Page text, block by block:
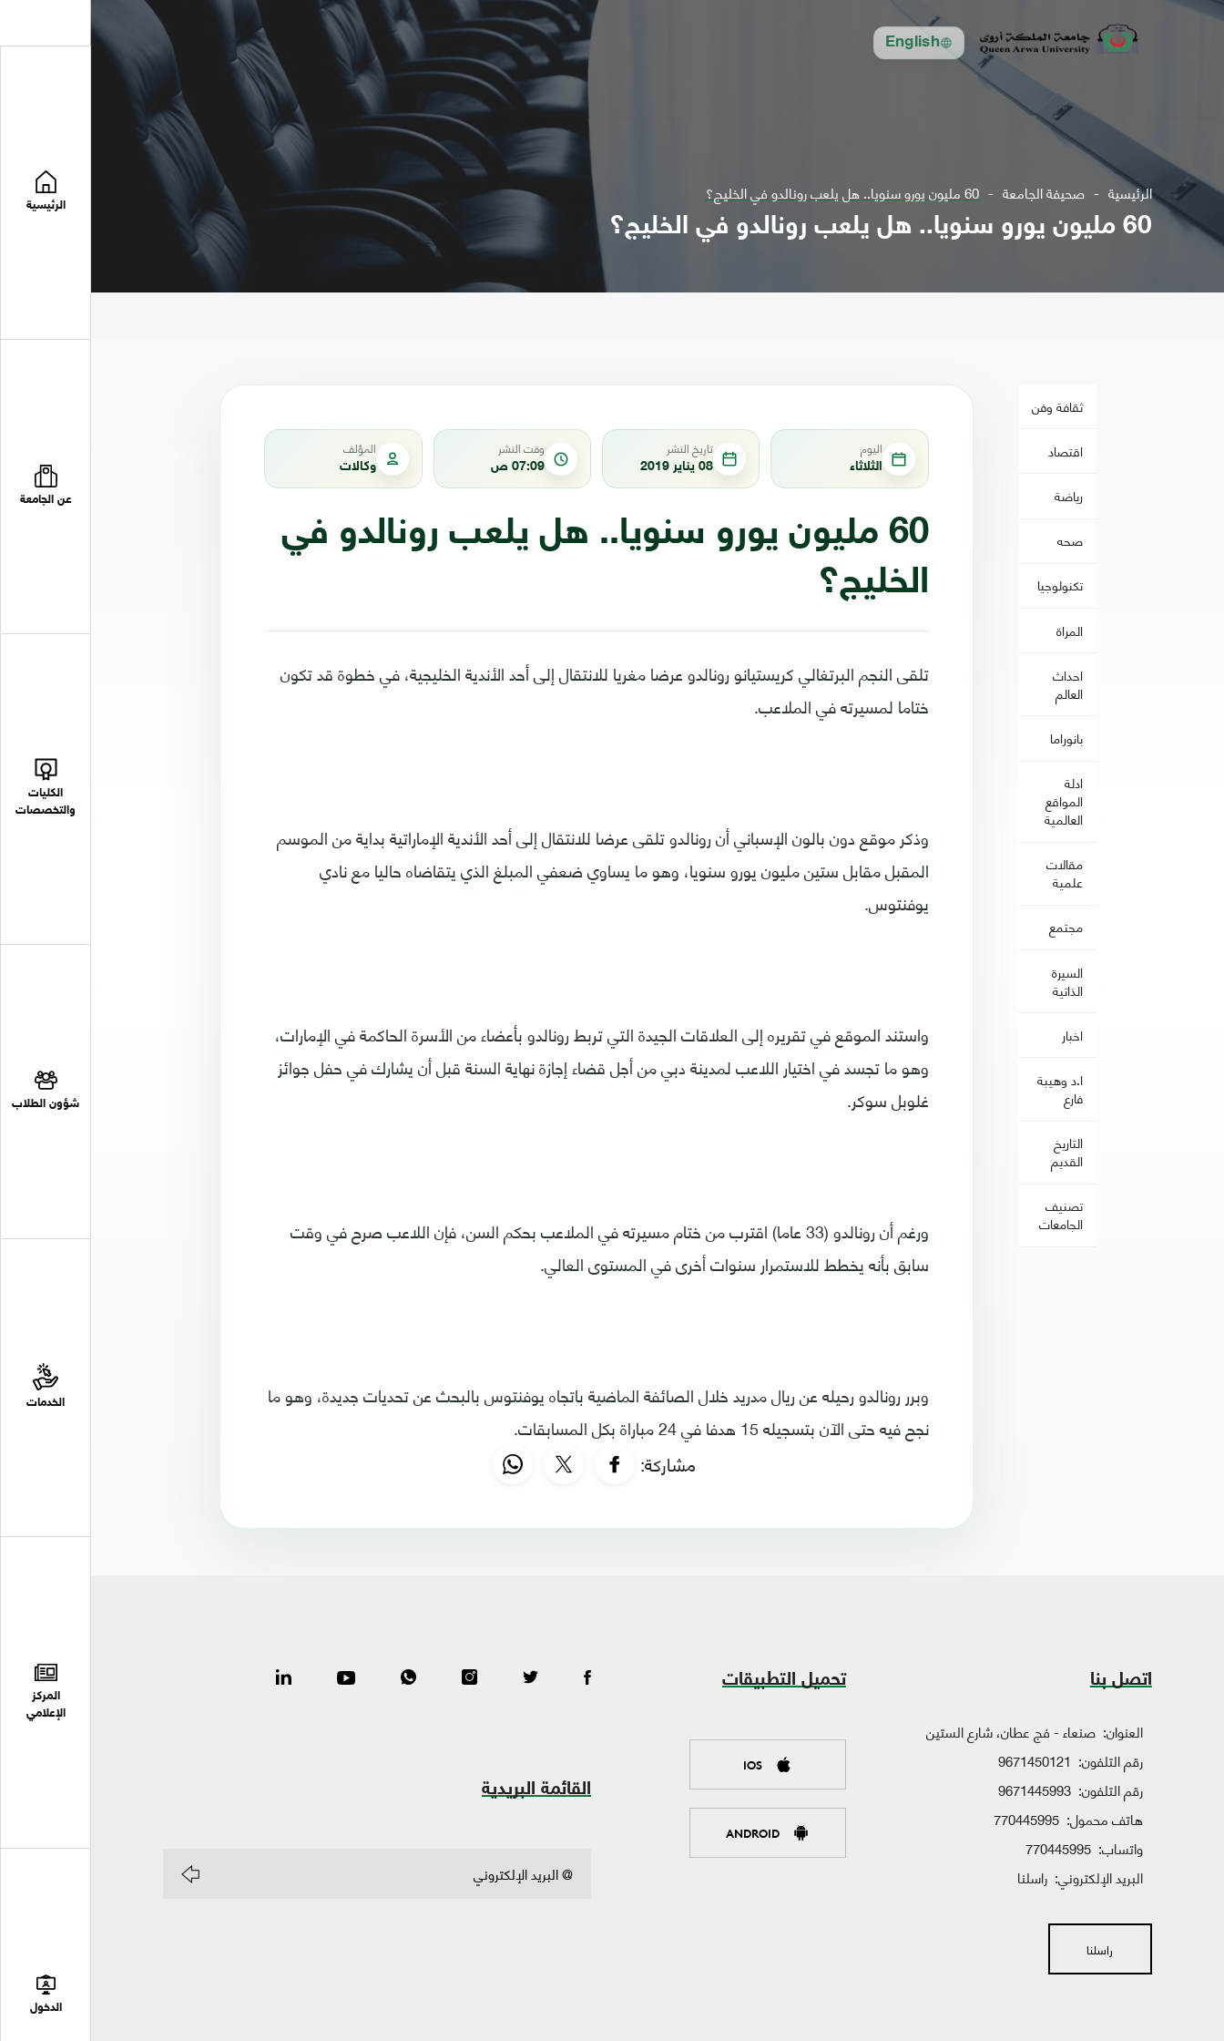
English
الرئيسية
عن الجامعة
الكليات
والتخصصات
شؤون الطلاب
الخدمات
المركز
الإعلامي
الدخول
الرئيسية صحيفة الجامعة 60 مليون يورو سنويا.. هل يلعب رونالدو في الخليج؟
60 مليون يورو سنويا.. هل يلعب رونالدو في الخليج؟
ثقافة وفن
اقتصاد
رياضة
صحه
تكنولوجيا
المراة
احداث
العالم
بانوراما
ادلة
المواقع
العالمية
مقالات
علمية
مجتمع
السيرة
الذاتية
اخبار
ا.د وهيبة
فارع
التاريخ
القديم
تصنيف
الجامعات
اليوم
الثلاثاء
تاريخ النشر
08 يناير 2019
وقت النشر
07:09 ص
المؤلف
وكالات
60 مليون يورو سنويا.. هل يلعب رونالدو في
الخليج؟
تلقى النجم البرتغالي كريستيانو رونالدو عرضا مغريا للانتقال إلى أحد الأندية الخليجية، في خطوة قد تكون
ختاما لمسيرته في الملاعب.
وذكر موقع دون بالون الإسباني أن رونالدو تلقى عرضا للانتقال إلى أحد الأندية الإماراتية بداية من الموسم
المقبل مقابل ستين مليون يورو سنويا، وهو ما يساوي ضعفي المبلغ الذي يتقاضاه حاليا مع نادي
يوفنتوس.
واستند الموقع في تقريره إلى العلاقات الجيدة التي تربط رونالدو بأعضاء من الأسرة الحاكمة في الإمارات،
وهو ما تجسد في اختيار اللاعب لمدينة دبي من أجل قضاء إجازة نهاية السنة قبل أن يشارك في حفل جوائز
غلوبل سوكر.
ورغم أن رونالدو (33 عاما) اقترب من ختام مسيرته في الملاعب بحكم السن، فإن اللاعب صرح في وقت
سابق بأنه يخطط للاستمرار سنوات أخرى في المستوى العالي.
وبرر رونالدو رحيله عن ريال مدريد خلال الصائفة الماضية باتجاه يوفنتوس بالبحث عن تحديات جديدة، وهو ما
نجح فيه حتى الآن بتسجيله 15 هدفا في 24 مباراة بكل المسابقات.
مشاركة:
اتصل بنا
العنوان: صنعاء - فج عطان، شارع الستين
رقم التلفون: 9671450121
رقم التلفون: 9671445993
هاتف محمول: 770445995
واتساب: 770445995
البريد الإلكتروني: راسلنا
راسلنا
تحميل التطبيقات
IOS
ANDROID
القائمة البريدية